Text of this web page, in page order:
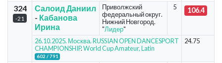
324
-21
Салоид Даниил
- Кабанова
Ирина
Приволжский
федеральный округ.
Нижний Новгород.
"Лидер"
5 106.4
26.10.2025. Москва. RUSSIAN OPEN DANCESPORT
CHAMPIONSHIP.World Cup Amateur, Latin
602 / 791
24.75